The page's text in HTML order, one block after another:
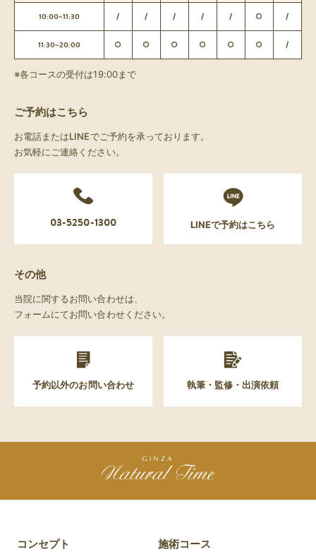
10:00~11:30 / / / / / ○ /
11:30~20:00 ○ ○ ○ ○ ○ ○ /
※各コースの受付は19:00まで
ご予約はこちら
お電話またはLINEでご予約を承っております。
お気軽にご連絡ください。
03-5250-1300 LINEで予約はこちら
その他
当院に関するお問い合わせは、
フォームにてお問い合わせください。
予約以外のお問い合わせ 執筆・監修・出演依頼
コンセプト 施術コース